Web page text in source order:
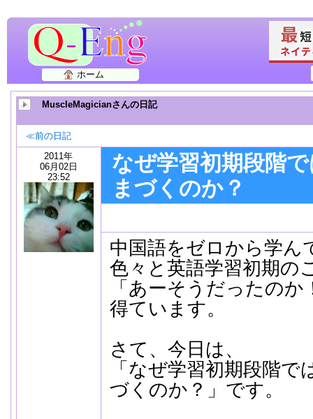
ホーム
MuscleMagicianさんの日記
≪前の日記
2011年
06月02日
23:52
なぜ学習初期段階
まづくのか？
中国語をゼロから学ん
色々と英語学習初期の
「あーそうだったの
得ています。
さて、今日は、
「なぜ学習初期段階
づくのか？」です。